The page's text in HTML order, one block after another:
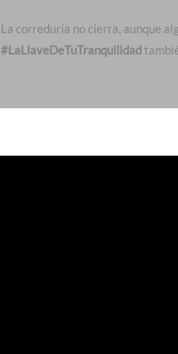
La correduría no cierra, aunque
#LaLlaveDeTuTranquilidad